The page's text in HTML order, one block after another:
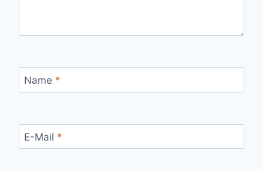
Name *
E-Mail *